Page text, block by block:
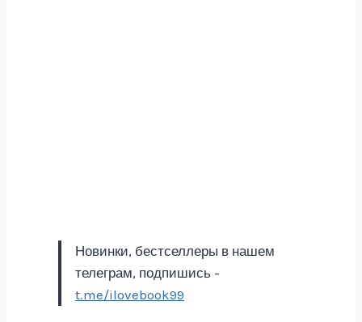
Новинки, бестселлеры в нашем
телеграм, подпишись -
t.me/ilovebook99